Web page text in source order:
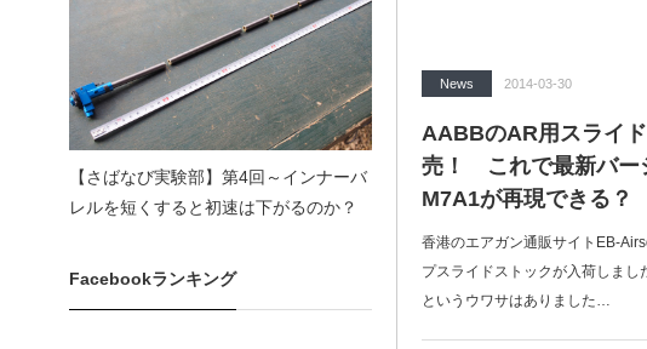
News 2014-03-30
AABBのAR用スライ
売！ これで最新バー
M7A1が再現できる？
香港のエアガン通販サイトEB-
プスライドストックが入荷しまし
というウワサはありました…
【さばなび実験部】第4回～インナーバ
レルを短くすると初速は下がるのか？
Facebookランキング